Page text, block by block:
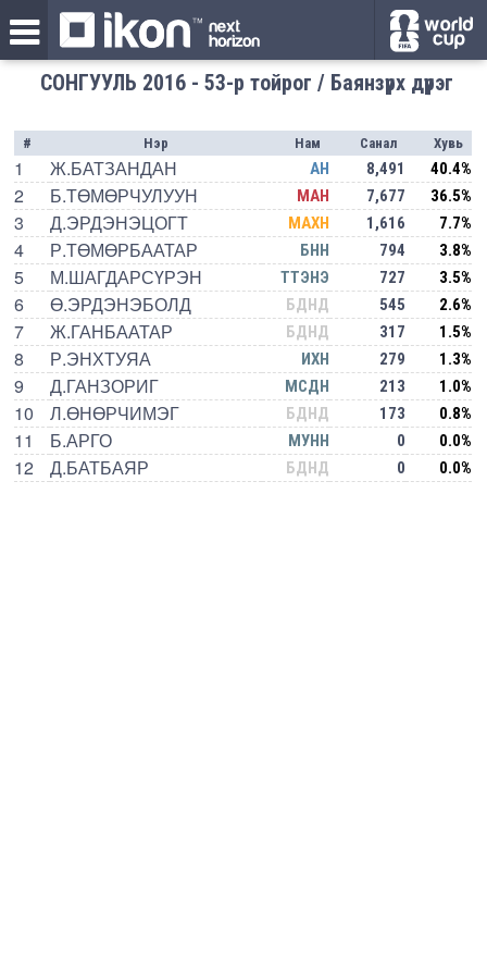
СОНГУУЛЬ 2016 - 53-р тойрог / Баянзүрх дүүрэг
# Нэр Нам Санал Хувь
1 Ж.БАТЗАНДАН АН 8,491 40.4%
2 Б.ТӨМӨРЧУЛУУН МАН 7,677 36.5%
3 Д.ЭРДЭНЭЦОГТ МАХН 1,616 7.7%
4 Р.ТӨМӨРБААТАР БНН 794 3.8%
5 М.ШАГДАРСҮРЭН ТТЭНЭ 727 3.5%
6 Ө.ЭРДЭНЭБОЛД БДНД 545 2.6%
7 Ж.ГАНБААТАР БДНД 317 1.5%
8 Р.ЭНХТУЯА ИХН 279 1.3%
9 Д.ГАНЗОРИГ МСДН 213 1.0%
10 Л.ӨНӨРЧИМЭГ БДНД 173 0.8%
11 Б.АРГО МУНН 0 0.0%
12 Д.БАТБАЯР БДНД 0 0.0%